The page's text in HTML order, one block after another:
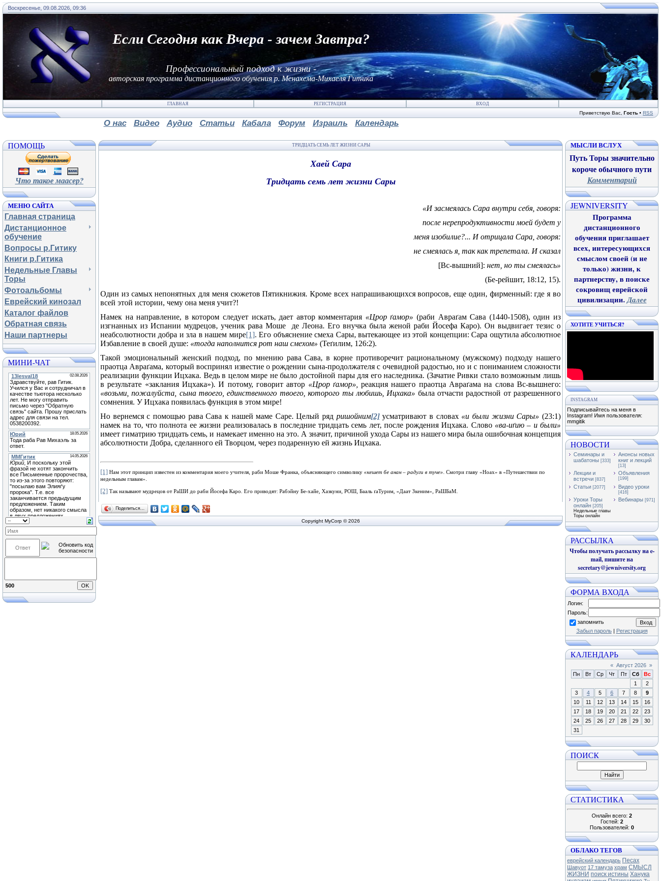
Воскресенье, 09.08.2026, 09:36
Если Сегодня как Вчера - зачем Завтра?
Профессиональный подход к жизни -
авторская программа дистанционного обучения р. Менахема-Михаеля Гитика
ГЛАВНАЯ РЕГИСТРАЦИЯ ВХОД
Приветствую Вас Гость • RSS
О нас Видео Аудио Статьи Кабала Форум Израиль Календарь
ПОМОЩЬ
Что такое маасер?
МЕНЮ САЙТА
Главная страница
Дистанционное
обучение
Вопросы р.Гитику
Книги р.Гитика
Недельные Главы
Торы
Фотоальбомы
Еврейский кинозал
Каталог файлов
Обратная связь
Наши партнеры
МИНИ-ЧАТ
500
ТРИДЦАТЬ СЕМЬ ЛЕТ ЖИЗНИ САРЫ
Хаей Сара
Тридцать семь лет жизни Сары
«И засмеялась Сара внутри себя, говоря:
после нерепродуктивности моей будет у
меня изобилие?... И отрицала Сара, говоря:
не смеялась я, так как трепетала. И сказал
[Вс-вышний]: нет, но ты смеялась»
(Бе-рейшит, 18:12, 15).
Один из самых непонятных для меня сюжетов Пятикнижия. Кроме всех напрашивающихся вопросов, еще один, фирменный: где я во
всей этой истории, чему она меня учит?!
Намек на направление, в котором следует искать, дает автор комментария «Црорґамор» (раби Авраґам Сава (1440-1508), один из
изгнанных из Испании мудрецов, ученик рава Моше де Леона. Его внучка была женой раби Йосефа Каро). Он выдвигает тезис о
неабсолютности добра и зла в нашем мире[1]. Его объяснение смеха Сары, вытекающее из этой концепции: Сара ощутила абсолютное
Избавление в своей душе: «тогда наполнится рот наш смехом» (Теґилим, 126:2).
Такой эмоциональный женский подход, по мнению рава Сава, в корне противоречит рациональному (мужскому) подходу нашего
праотца Авраґама, который воспринял известие о рождении сына-продолжателя с очевидной радостью, но и с пониманием сложности
реализации функции Ицхака. Ведь в целом мире не было достойной пары для его наследника. (Зачатие Ривки стало возможным лишь
в результате «заклания Ицхака»). И потому, говорит автор «Црор ґамор»,реакция нашего праотца Авраґама на слова Вс-вышнего:
«возьми, пожалуйста, сына твоего, единственного твоего, которого ты любишь, Ицхака» была отчасти радостной от разрешенного
сомнения. У Ицхака появилась функция в этом мире!
Но вернемся с помощью рава Сава к нашей маме Саре. Целый ряд ришойним[2] усматривают в словах «и были жизни Сары»(23:1)
намек на то, что полнота ее жизни реализовалась в последние тридцать семь лет, после рождения Ицхака. Слово «ва-иґию – и были»
имеет гиматрию тридцать семь, и намекает именно на это. А значит, причиной ухода Сары из нашего мира была ошибочная концепция
абсолютности Добра, сделанного ей Творцом, через подаренную ей жизнь Ицхака.
[1] Нам этот принцип известен из комментария моего учителя, раби Моше Франка, объясняющего символику «кешет бе анан – радуги в туче» . Смотри главу «Ноах» в «Путешествии по
недельным главам».
[2] Так называют мудрецов от РаШИ до раби Йосефа Каро. Его приводят: Рабэйну Бе-хайе, Хазкуни, РОШ, Бааль ґаТурим, «Даат Зкеним», РаШБаМ.
Поделиться…
Copyright MyCorp © 2026
МЫСЛИ ВСЛУХ
Путь Торы значительно
короче обычного пути
Комментарий
JEWNIVERSITY
Программа
дистанционного
обучения приглашает
всех, интересующихся
смыслом своей (и не
только) жизни, к
партнерству, в поиске
сокровищ еврейской
цивилизации.Далее
ХОТИТЕ УЧИТЬСЯ?
INSTAGRAM
Подписывайтесь на меня в
Instagram! Имя пользователя:
mmgitik
НОВОСТИ
Семинары и
шабатоны [333]
Анонсы новых
книг и лекций
[13]
Лекции и
встречи [837]
Объявления
[199]
Статьи [2077] Видео уроки
[416]
Уроки Торы
онлайн [205]
Недельные главы
Торы онлайн
Вебинары [971]
РАССЫЛКА
Чтобы получать рассылку на e-
mail, пишите на
secretary@jewniversity.org
ФОРМА ВХОДА
Логин:
Пароль:
запомнить
Забыл пароль| Регистрация
КАЛЕНДАРЬ
« Август 2026 »
Пн
Вт Ср Чт Пт Сб
Вс
1
2
3
4 5 6 7 8
9
10
11 12 13 14 15
16
17
18 19 20 21 22
23
24
25 26 27 28 29
30
31
ПОИСК
СТАТИСТИКА
Онлайн всего: 2
Гостей: 2
Пользователей: 0
ОБЛАКО ТЕГОВ
еврейский календарь Песах
Шавуот 17 тамуза храм СМЫСЛ
ЖИЗНИ поиск истины Ханука